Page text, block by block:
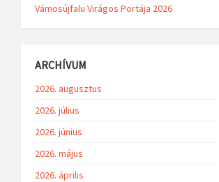
Vámosújfalu Virágos Portája 2026
ARCHÍVUM
2026. augusztus
2026. július
2026. június
2026. május
2026. április